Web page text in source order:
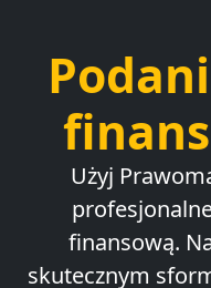
Użyj
finansową.
skutecznym